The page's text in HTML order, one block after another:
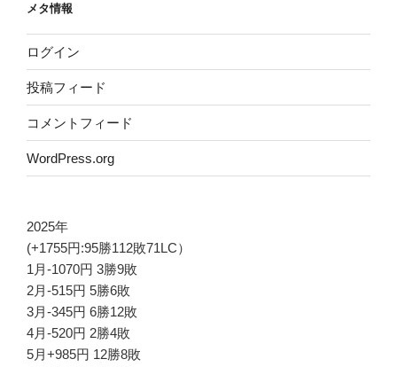
メタ情報
ログイン
投稿フィード
コメントフィード
WordPress.org
2025年
(+1755円:95勝112敗71LC）
1月-1070円 3勝9敗
2月-515円 5勝6敗
3月-345円 6勝12敗
4月-520円 2勝4敗
5月+985円 12勝8敗